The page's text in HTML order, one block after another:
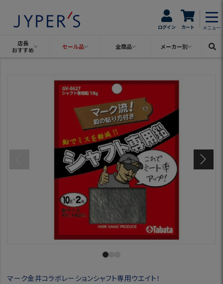
ログイン カート メニュー
店長
おすすめ
セール品 全商品 メーカー別
マーク金井コラボレーションシャフト専用ウエイト！